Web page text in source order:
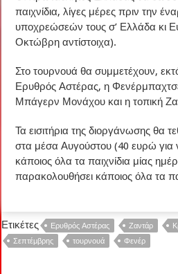
παιχνίδια, λίγες μέρες πριν την
υποχρεώσεών τους σ’ Ελλάδα κι
Οκτώβρη αντίστοιχα).
Στο τουρνουά θα συμμετέχουν,
Ερυθρός Αστέρας, η
Μπάγερν Μονάχου και η τοπική
Τα εισιτήρια της διοργάνωσης θα
στα μέσα Αυγούστου (40 ευρώ για
κάποιος όλα τα παιχνίδια μίας
παρακολουθήσει κάποιος όλα τα
Ετικέτες Ερυθρός Αστέρας Ζαντάρ
Σεπτέμβρης
τουρνουά Φενέρ